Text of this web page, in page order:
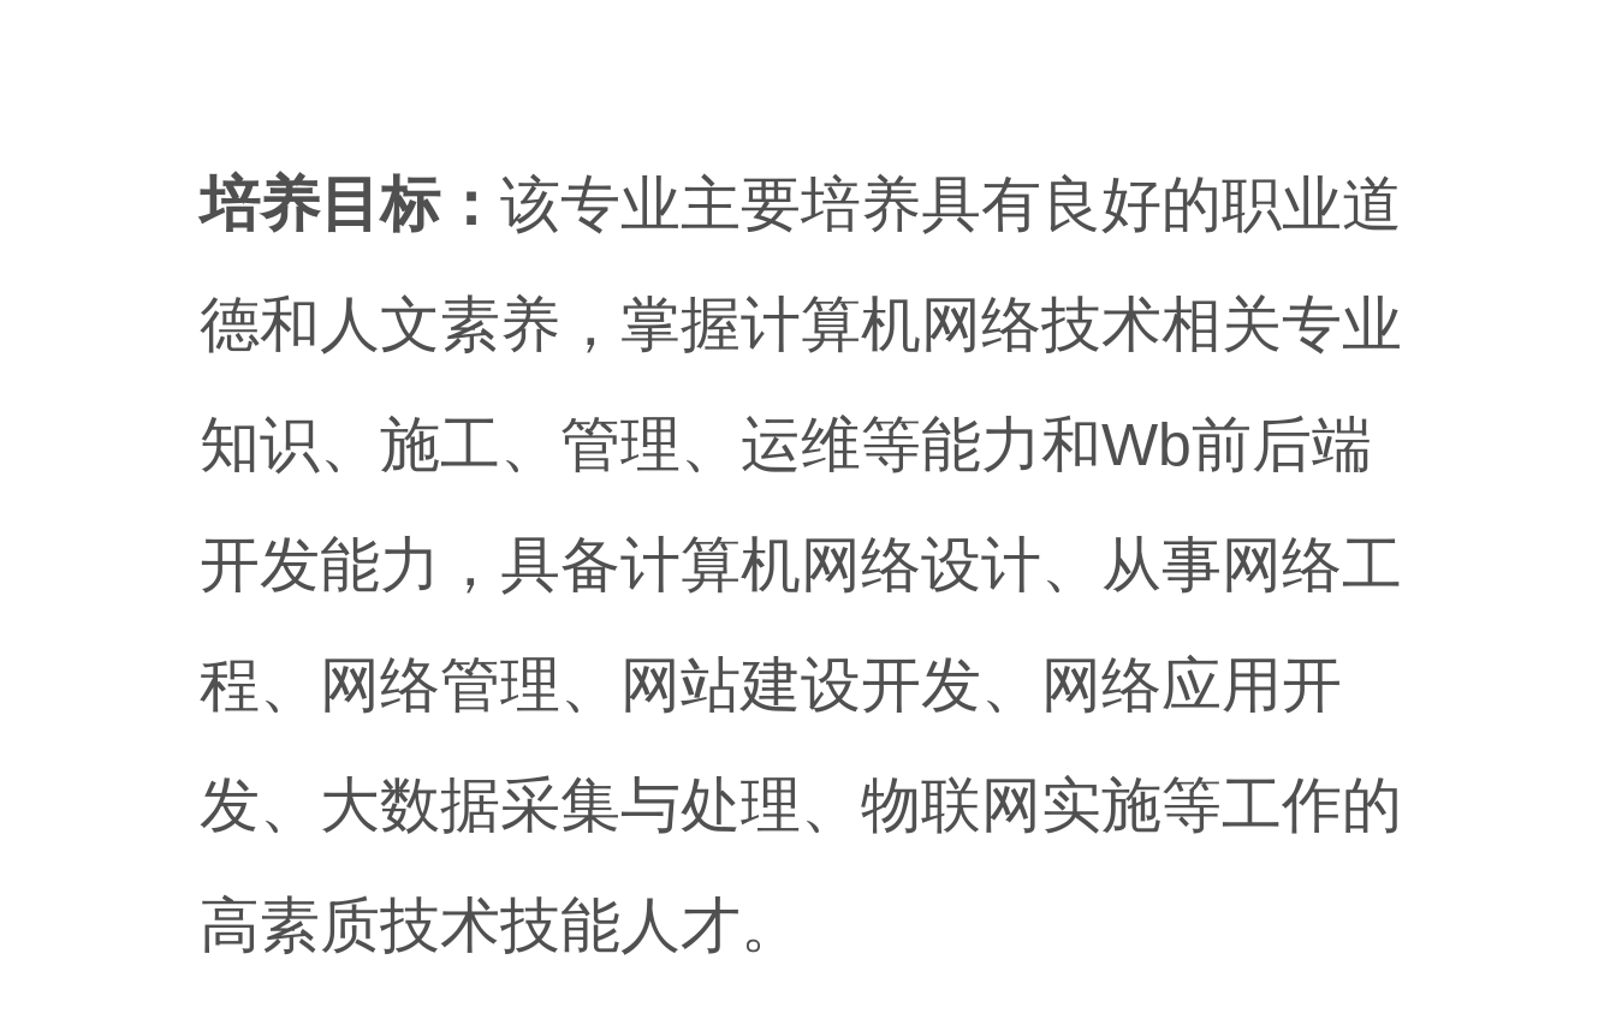
培养目标： 该专业主要培养具有良好的职业道
德和人文素养，掌握计算机网络技术相关专业
知识、施工、管理、运维等能力和Wb前后端
开发能力，具备计算机网络设计、从事网络工
程、网络管理、网站建设开发、网络应用开
发、大数据采集与处理、物联网实施等工作的
高素质技术技能人才。